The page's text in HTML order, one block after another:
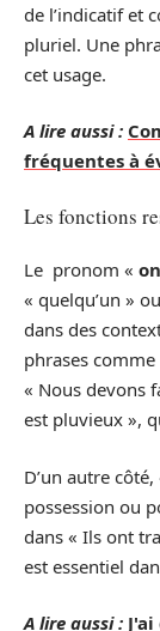
de l’indicatif et
pluriel. Une
cet usage.
A lire aussi :
fréquentes à
Les fonctions
Le pronom « on
« quelqu’un »
dans des
phrases
« Nous devons
est pluvieux »,
D’un autre côté,
possession ou
dans « Ils ont
est essentiel
A lire aussi :